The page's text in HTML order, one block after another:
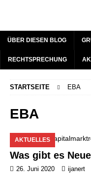
ÜBER DIESEN BLOG
RECHTSPRECHUNG
STARTSEITE EBA
EBA
AKTUELLES
Was gibt es
26. Juni 2020 ijanert